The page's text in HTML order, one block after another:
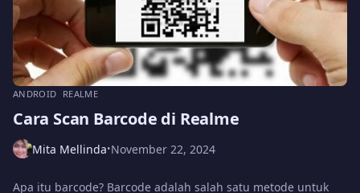
ANDROID REALME
Cara Scan Barcode di Realme
Mita Mellinda•November 22, 2024
Apa itu barcode? Barcode adalah salah satu metode untuk